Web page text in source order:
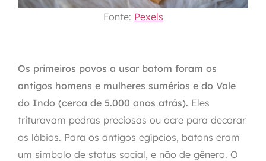
Fonte: Pexels
Os primeiros povos a usar batom foram os
antigos homens e mulheres sumérios e do Vale
do Indo (cerca de 5.000 anos atrás). Eles
trituravam pedras preciosas ou ocre para decorar
os lábios. Para os antigos egípcios, batons eram
um símbolo de status social, e não de gênero. O